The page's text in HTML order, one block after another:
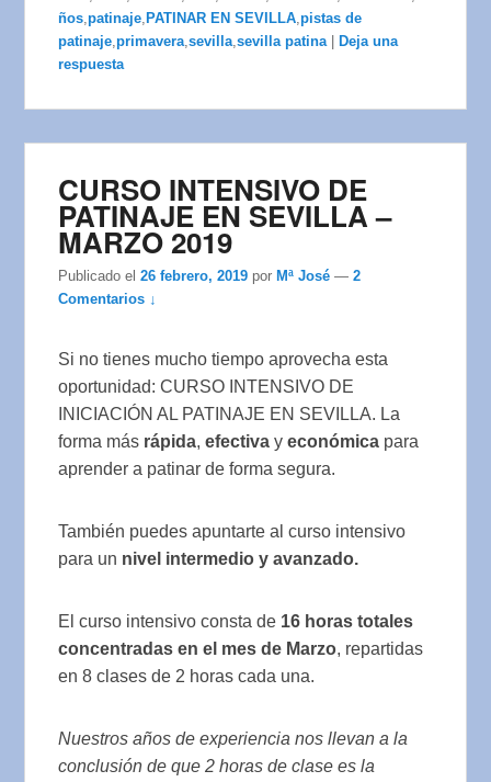
ños ,patinaje PATINAR EN SEVILLA ,pistas de
patinaje ,primavera ,sevilla ,sevilla patina
Deja una
respuesta
CURSO INTENSIVO DE
PATINAJE EN SEVILLA –
MARZO 2019
Publicado el26 febrero, 2019 por Mª José —2
Comentarios ↓
Si no tienes mucho tiempo aprovecha esta
oportunidad: CURSO INTENSIVO DE
INICIACIÓN AL PATINAJE EN SEVILLA. La
forma más rápida,efectiva yeconómica para
aprender a patinar de forma segura.
También puedes apuntarte al curso intensivo
para un nivel intermedio y avanzado.
El curso intensivo consta de 16 horas totales
concentradas en el mes de Marzo, repartidas
en 8 clases de 2 horas cada una.
Nuestros años de experiencia nos llevan a la
conclusión de que 2 horas de clase es la